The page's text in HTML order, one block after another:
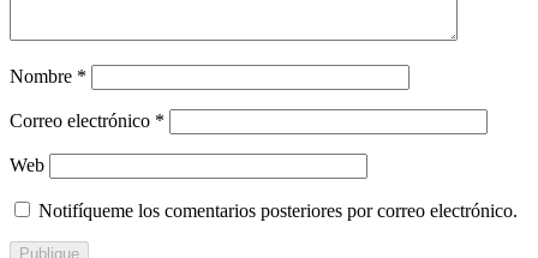
Nombre *
Correo electrónico *
Web
Notifíqueme los comentarios posteriores por correo electrónico.